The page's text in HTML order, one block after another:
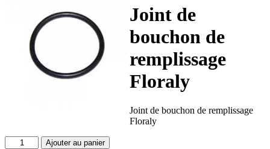
Joint de
bouchon de
remplissage
Floraly
Joint de bouchon de remplissage
Floraly
quantité
Ajouter au panier